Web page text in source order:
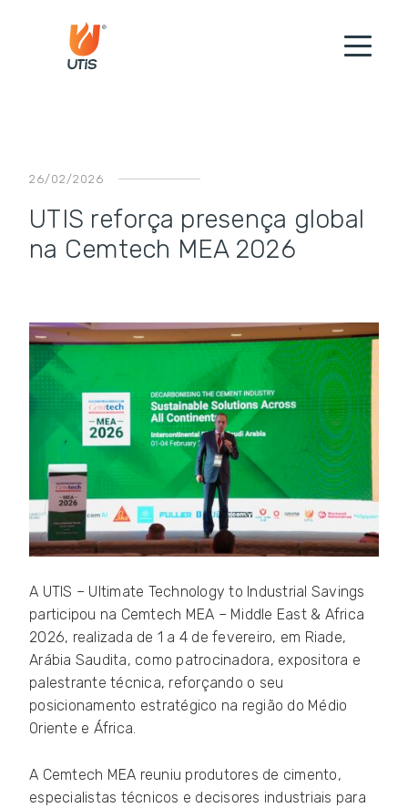
26/02/2026
UTIS reforça presença global
na Cemtech MEA 2026
A UTIS – Ultimate Technology to Industrial Savings
participou na Cemtech MEA – Middle East & Africa
2026, realizada de 1 a 4 de fevereiro, em Riade,
Arábia Saudita, como patrocinadora, expositora e
palestrante técnica, reforçando o seu
posicionamento estratégico na região do Médio
Oriente e África.
A Cemtech MEA reuniu produtores de cimento,
especialistas técnicos e decisores industriais para